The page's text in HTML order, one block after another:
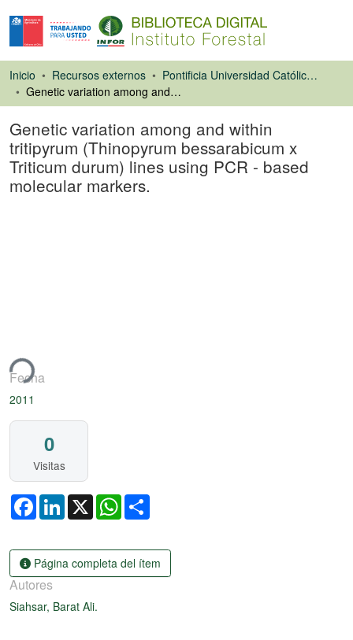
Inicio Recursos externos
Pontificia Universidad Católica de Chile. Facultad de Agronomía e Ingeniería Forestal
Genetic variation among and within tritipyrum (Thinopyrum bessarabicum x Triticum durum) lines using PCR - based molecular markers.
Genetic variation among and within
tritipyrum (Thinopyrum bessarabicum x
Triticum durum) lines using PCR - based
molecular markers.
Fecha
2011
0
Visitas
FacebookLinkedIn
X WhatsApp
Página completa del ítem
Autores
Siahsar, Barat Ali.